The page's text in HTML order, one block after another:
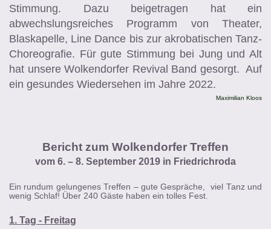
Stimmung. Dazu beigetragen hat ein
abwechslungsreiches Programm von Theater,
Blaskapelle, Line Dance bis zur akrobatischen Tanz-
Choreografie. Für gute Stimmung bei Jung und Alt
hat unsere Wolkendorfer Revival Band gesorgt. Auf
ein gesundes Wiedersehen im Jahre 2022.
Maximilian Kloos
Bericht zum Wolkendorfer Treffen
vom 6. – 8. September 2019 in Friedrichroda
Ein rundum gelungenes Treffen – gute Gespräche, viel Tanz und
wenig Schlaf! Über 240 Gäste haben ein tolles Fest.
1. Tag - Freitag